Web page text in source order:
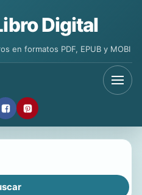
Digital
en formatos PDF, EPUB y MOBI